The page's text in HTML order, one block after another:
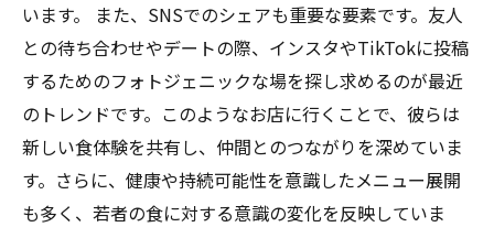
います。 また、SNSでのシェアも重要な要素です。友人
との待ち合わせやデートの際、インスタやTikTokに投稿
するためのフォトジェニックな場を探し求めるのが最近
のトレンドです。このようなお店に行くことで、彼らは
新しい食体験を共有し、仲間とのつながりを深めていま
す。さらに、健康や持続可能性を意識したメニュー展開
も多く、若者の食に対する意識の変化を反映していま